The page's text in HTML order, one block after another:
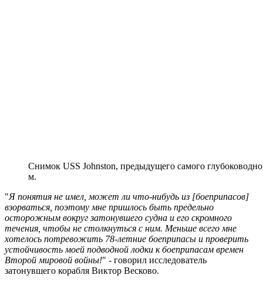
Снимок USS Johnston, предыдущего самого
м.
"Я понятия не имел, может ли что-нибудь из [боеприпасов]
взорваться, поэтому мне пришлось быть предельно
осторожным вокруг затонувшего судна и его скромного
течения, чтобы не столкнуться с ним. Меньше всего мне
хотелось потревожить 78-летние боеприпасы и проверить
устойчивость моей подводной лодки к боеприпасам времен
Второй мировой войны!" - говорил исследователь
затонувшего корабля Виктор Весково.